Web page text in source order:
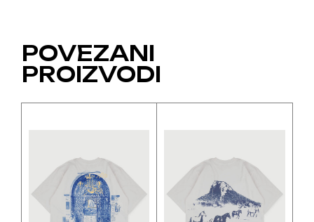
POVEZANI
PROIZVODI
Ovaj
ima
varijanti.
Opcije
mogu
odabrati
Ovaj
ima
varijanti.
Opcije
mogu
odabrati